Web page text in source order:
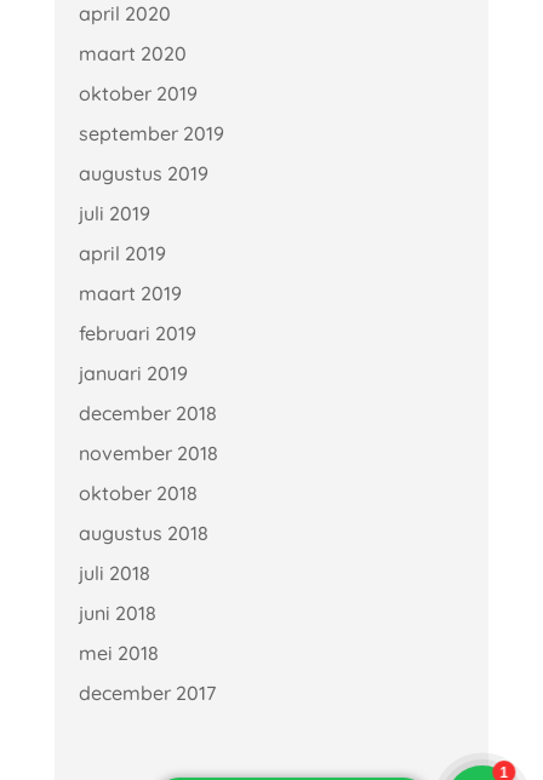
april 2020
maart 2020
oktober 2019
september 2019
augustus 2019
juli 2019
april 2019
maart 2019
februari 2019
januari 2019
december 2018
november 2018
oktober 2018
augustus 2018
juli 2018
juni 2018
mei 2018
december 2017